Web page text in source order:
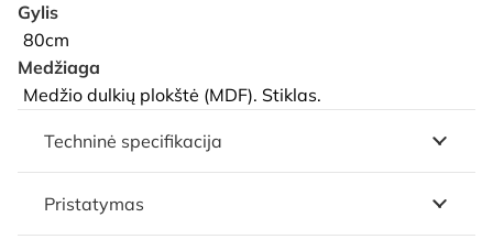
Gylis
80cm
Medžiaga
Medžio dulkių plokštė (MDF). Stiklas.
Techninė specifikacija
Pristatymas